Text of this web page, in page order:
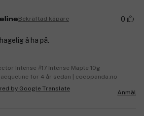
Bekräftad köpare 0
å ha på.
Intense #17 Intense Maple 10g
för 4 år sedan | cocopanda.no
Anmäl